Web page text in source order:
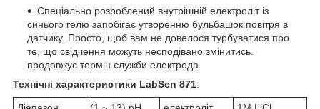
Спеціально розроблений внутрішній електроліт із
синього гелю запобігає утворенню бульбашок повітря в
датчику. Просто, щоб вам не довелося турбуватися про
те, що свідчення можуть несподівано змінитись.
продовжує термін служби електрода
Технічні характеристики LabSen 871: